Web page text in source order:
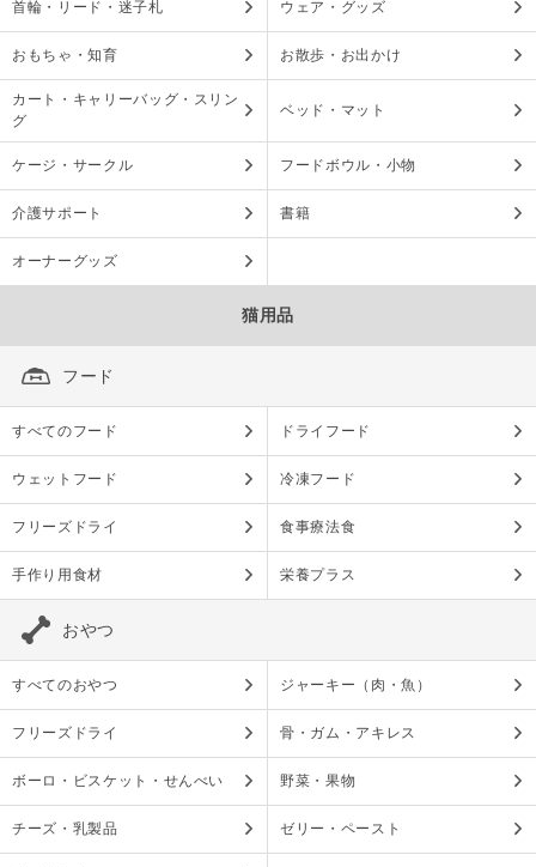
首輪・リード・迷子札 ウェア・グッズ
おもちゃ・知育 お散歩・お出かけ
カート・キャリーバッグ・スリン
グ
ベッド・マット
ケージ・サークル フードボウル・小物
介護サポート 書籍
オーナーグッズ
猫用品
フード
すべてのフード ドライフード
ウェットフード 冷凍フード
フリーズドライ 食事療法食
手作り用食材 栄養プラス
おやつ
すべてのおやつ ジャーキー（肉・魚）
フリーズドライ 骨・ガム・アキレス
ボーロ・ビスケット・せんべい 野菜・果物
チーズ・乳製品 ゼリー・ペースト